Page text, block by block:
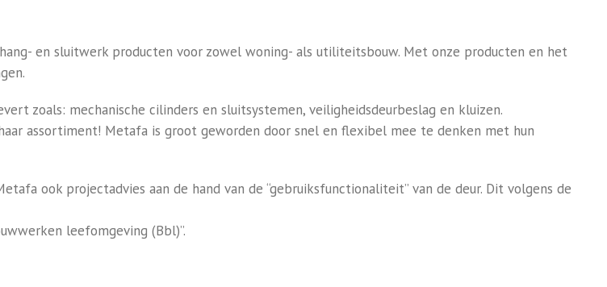
en sluitwerk producten voor zowel woning- als utiliteitsbouw. Met onze producten en het
zoals: mechanische cilinders en sluitsystemen, veiligheidsdeurbeslag en kluizen.
assortiment! Metafa is groot geworden door snel en flexibel mee te denken met hun
ook projectadvies aan de hand van de “gebruiksfunctionaliteit” van de deur. Dit volgens de
leefomgeving (Bbl)”.